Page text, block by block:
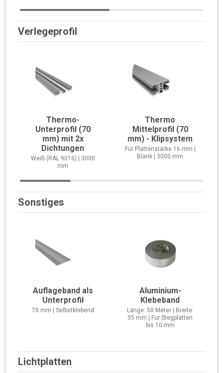
Verlegeprofil
Thermo-
Unterprofil (70
mm) mit 2x
Dichtungen
Weiß (RAL 9016) | 3000
mm
Thermo
Mittelprofil (70
mm) - Klipsystem
Für Plattenstärke 16 mm |
Blank | 3000 mm
Sonstiges
Auflageband als
Unterprofil
70 mm | Selbstklebend
Aluminium-
Klebeband
Länge: 50 Meter | Breite:
35 mm | Für Stegplatten
bis 10 mm
Lichtplatten